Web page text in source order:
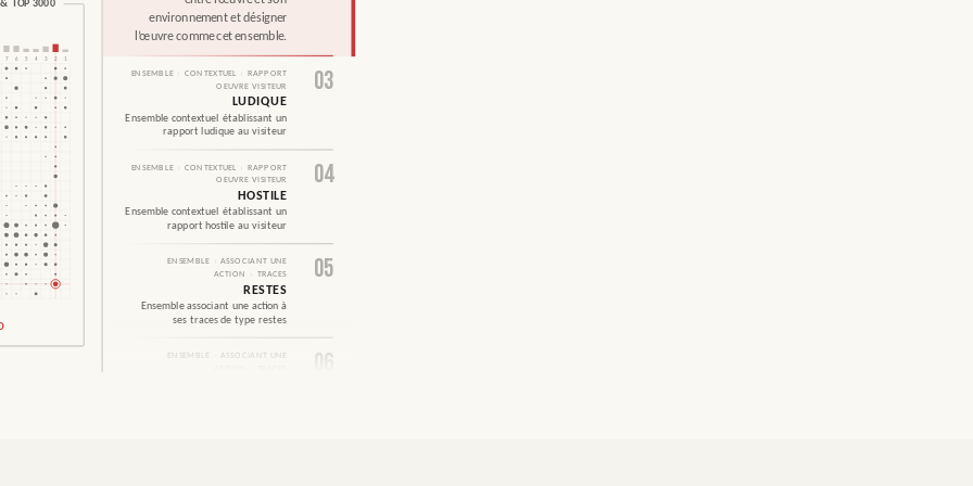
& TOP 3000
1
2
3
4
5
6
7
environnement et désigner
l’œuvre comme cet ensemble.
03
ENSEMBLE CONTEXTUEL
RAPPORT
OEUVRE VISITEUR
LUDIQUE
Ensemble contextuel établissant un
rapport ludique au visiteur
04
ENSEMBLE CONTEXTUEL RAPPORT
OEUVRE VISITEUR
HOSTILE
Ensemble contextuel établissant un
rapport hostile au visiteur
05
ENSEMBLE
ASSOCIANT UNE
ACTION
TRACES
RESTES
Ensemble associant une action à
ses traces de type restes
06
ENSEMBLE
ASSOCIANT UNE